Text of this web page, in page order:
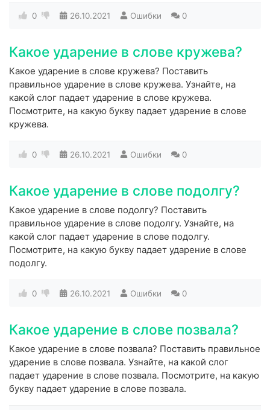
0 26.10.2021 Ошибки 0
Какое ударение в слове кружева?
Какое ударение в слове кружева? Поставить
правильное ударение в слове кружева. Узнайте, на
какой слог падает ударение в слове кружева.
Посмотрите, на какую букву падает ударение в слове
кружева.
0 26.10.2021 Ошибки 0
Какое ударение в слове подолгу?
Какое ударение в слове подолгу? Поставить
правильное ударение в слове подолгу. Узнайте, на
какой слог падает ударение в слове подолгу.
Посмотрите, на какую букву падает ударение в слове
подолгу.
0 26.10.2021 Ошибки 0
Какое ударение в слове позвала?
Какое ударение в слове позвала? Поставить правильное
ударение в слове позвала. Узнайте, на какой слог
падает ударение в слове позвала. Посмотрите, на какую
букву падает ударение в слове позвала.